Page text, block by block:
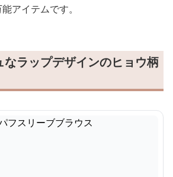
アイテムです。
なラップデザインのヒョウ柄